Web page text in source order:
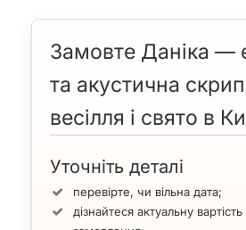
Замовте Даніка —
та акустична
весілля і свято в
Уточніть деталі
перевірте, чи вільна дата;
дізнайтеся актуальну